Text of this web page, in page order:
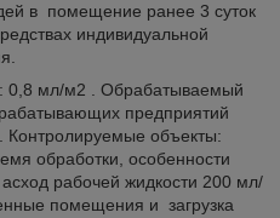
в помещение ранее 3 суток
индивидуальной
0,8 мл/м2 . Обрабатываемый
предприятий
Контролируемые объекты:
обработки, особенности
рабочей жидкости 200 мл/
помещения и загрузка